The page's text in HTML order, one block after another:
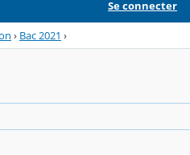
Se connecter
› Bac 2021 ›